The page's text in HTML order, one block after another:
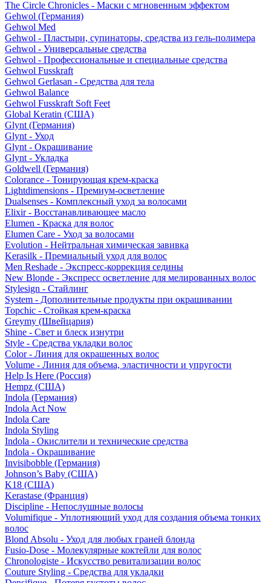
The Circle Chronicles - Маски с мгновенным эффектом
Gehwol (Германия)
Gehwol Med
Gehwol - Пластыри, супинаторы, средства из гель-полимера
Gehwol - Универсальные средства
Gehwol - Профессиональные и специальные средства
Gehwol Fusskraft
Gehwol Gerlasan - Средства для тела
Gehwol Balance
Gehwol Fusskraft Soft Feet
Global Keratin (США)
Glynt (Германия)
Glynt - Уход
Glynt - Окрашивание
Glynt - Укладка
Goldwell (Германия)
Colorance - Тонирующая крем-краска
Lightdimensions - Премиум-осветление
Dualsenses - Комплексный уход за волосами
Elixir - Восстанавливающее масло
Elumen - Краска для волос
Elumen Care - Уход за волосами
Evolution - Нейтральная химическая завивка
Kerasilk - Премиальный уход для волос
Men Reshade - Экспресс-коррекция седины
New Blonde - Экспресс осветление для мелированных волос
Stylesign - Стайлинг
System - Дополнительные продукты при окрашивании
Topchic - Стойкая крем-краска
Greymy (Швейцария)
Shine - Свет и блеск изнутри
Style - Средства укладки волос
Color - Линия для окрашенных волос
Volume - Линия для объема, эластичности и упругости
Help Is Here (Россия)
Hempz (США)
Indola (Германия)
Indola Act Now
Indola Care
Indola Styling
Indola - Окислители и технические средства
Indola - Окрашивание
Invisibobble (Германия)
Johnson’s Baby (США)
K18 (США)
Kerastase (Франция)
Discipline - Непослушные волосы
Volumifique - Уплотняющий уход для создания объема тонких
волос
Blond Absolu - Уход для любых граней блонда
Fusio-Dose - Молекулярные коктейли для волос
Chronologiste - Искусство ревитализации волос
Couture Styling - Средства для укладки